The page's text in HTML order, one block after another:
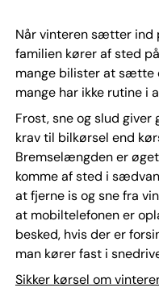
Når vinteren sætter ind
familien kører af sted
mange bilister at sætte
mange har ikke rutine i
Frost, sne og slud
krav til bilkørsel end
Bremselængden er
komme af sted i
at fjerne is og sne fra
at mobiltelefonen er
besked, hvis der er
man kører fast i
Sikker kørsel om